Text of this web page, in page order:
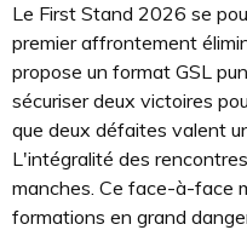
Le First Stand 2026 se
premier affrontement
propose un format GSL
sécuriser deux victoires
que deux défaites valent
L'intégralité des
manches. Ce face-à-face
formations en grand